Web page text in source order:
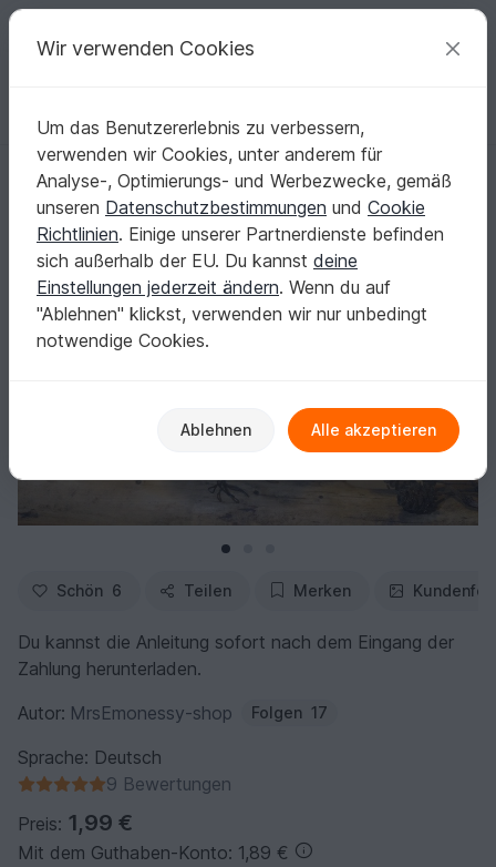
Deine kreativen Ideen
Deutsch | € (EUR) einloggen Kostenlos registrieren
Startseite Häkeln Amigurumi Vogelwelt
Anleitung Rotkehlchen
Anleitung Rotkehlchen
Schön 6 Teilen Merken
Du kannst die Anleitung sofort nach dem Eingang der
Zahlung herunterladen.
Autor: MrsEmonessy-shop Folgen 17
Sprache: Deutsch
9 Bewertungen
Preis: 1,99 €
Mit dem Guthaben-Konto: 1,89 €
Wir verwenden Cookies
Um das Benutzererlebnis zu verbessern,
verwenden wir Cookies, unter anderem für
Analyse-, Optimierungs- und Werbezwecke, gemäß
unseren Datenschutzbestimmungen und Cookie
Richtlinien. Einige unserer Partnerdienste befinden
sich außerhalb der EU. Du kannst deine
Einstellungen jederzeit ändern. Wenn du auf
"Ablehnen" klickst, verwenden wir nur unbedingt
notwendige Cookies.
Ablehnen Alle akzeptieren